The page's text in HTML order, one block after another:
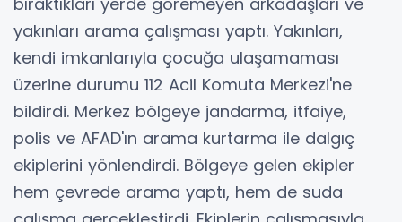
yakınları arama çalışması yaptı. Yakınları,
kendi imkanlarıyla çocuğa ulaşamaması
üzerine durumu 112 Acil Komuta Merkezi'ne
bildirdi. Merkez bölgeye jandarma, itfaiye,
polis ve AFAD'ın arama kurtarma ile dalgıç
ekiplerini yönlendirdi. Bölgeye gelen ekipler
hem çevrede arama yaptı, hem de suda